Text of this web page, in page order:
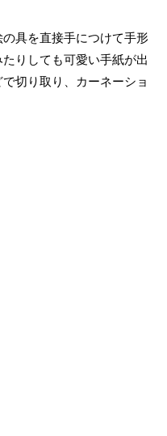
具を直接手につけて手形
りしても可愛い手紙が出
切り取り、カーネーショ